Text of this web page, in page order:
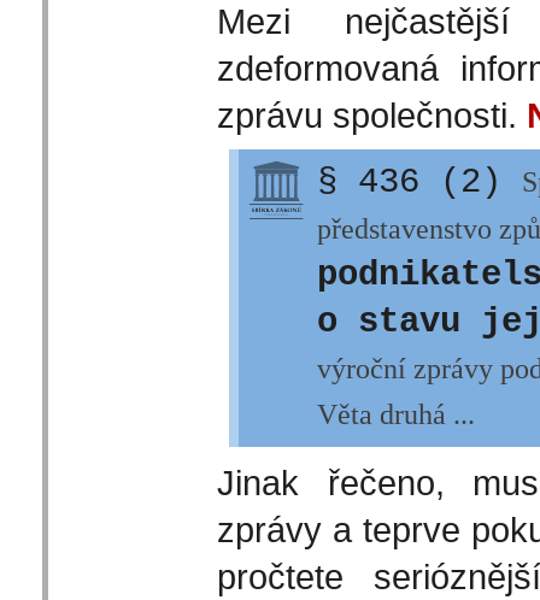
Mezi
zdeformovaná
zprávu společnosti.
§ 436 (2)
představenstvo
o stavu
výroční zprávy
Věta druhá ...
Jinak řečeno,
zprávy a teprve
pročtete